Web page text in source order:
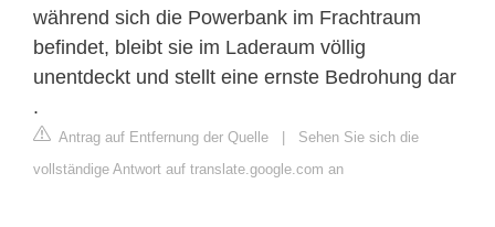
während sich die Powerbank im Frachtraum
befindet, bleibt sie im Laderaum völlig
unentdeckt und stellt eine ernste Bedrohung dar
.
Antrag auf Entfernung der Quelle | Sehen Sie sich die
vollständige Antwort auf translate.google.com an